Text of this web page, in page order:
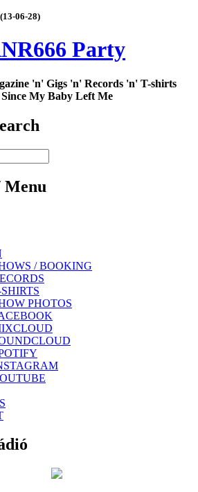
(13-06-28)
Party
'n' Gigs 'n' Records 'n' T-shirts
Since My Baby Left Me
Menu
/ BOOKING
PHOTOS